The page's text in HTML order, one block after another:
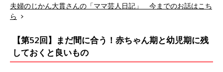
夫婦のじかん大貫さんの「ママ芸人日記」 今までのお話はこち
ら
【第52回】まだ間に合う！赤ちゃん期と幼児期に残
しておくと良いもの